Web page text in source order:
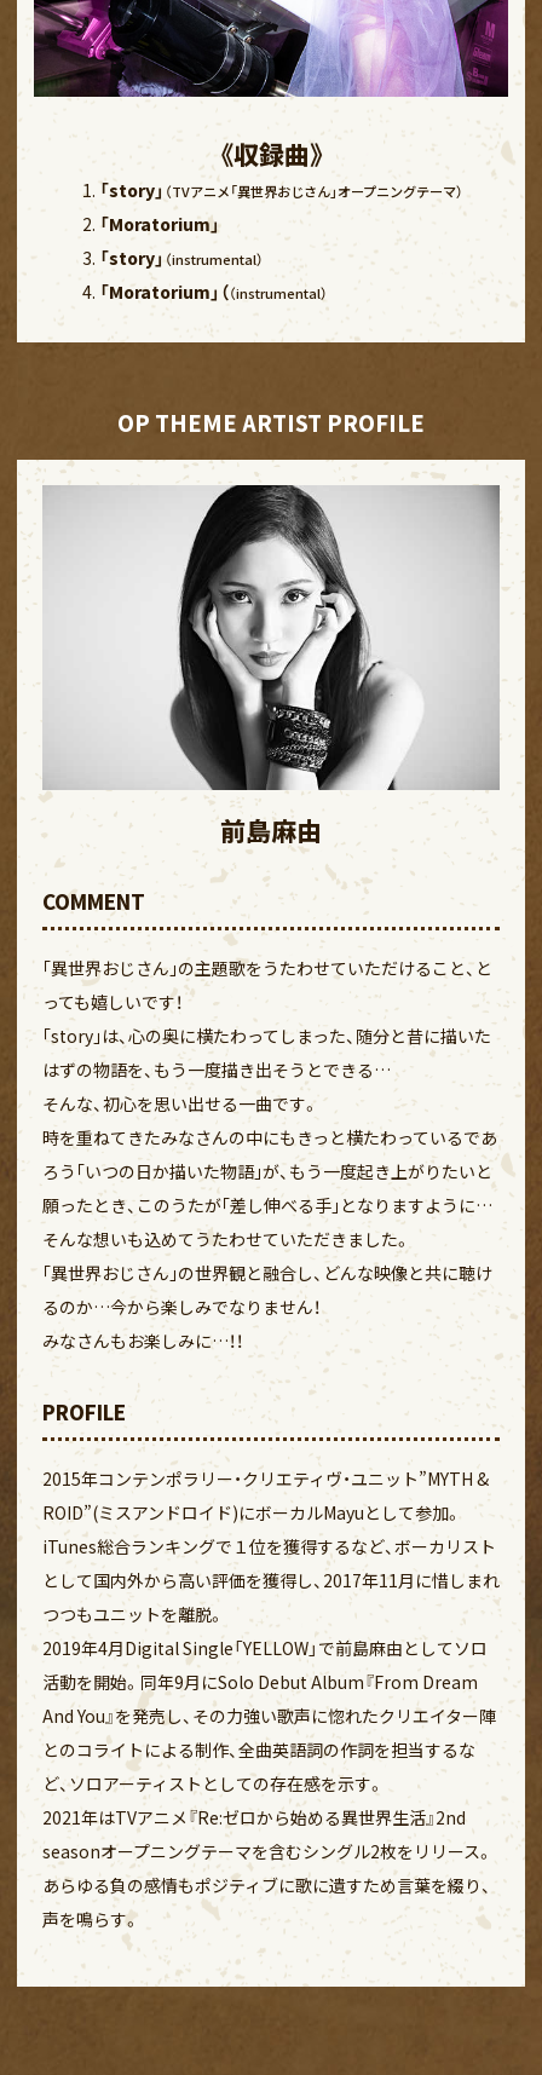
《収録曲》
「story」 （TVアニメ「異世界おじさん」オープニングテーマ）
「Moratorium」
「story」 （instrumental）
「Moratorium」（（instrumental）
OP THEME ARTIST PROFILE
前島麻由
COMMENT
｢異世界おじさん｣の主題歌をうたわせていただけること、と
っても嬉しいです！
｢story｣は、心の奥に横たわってしまった、随分と昔に描いた
はずの物語を、もう一度描き出そうとできる…
そんな、初心を思い出せる一曲です。
時を重ねてきたみなさんの中にもきっと横たわっているであ
ろう｢いつの日か描いた物語｣が、もう一度起き上がりたいと
願ったとき、このうたが｢差し伸べる手｣となりますように…
そんな想いも込めてうたわせていただきました。
｢異世界おじさん｣の世界観と融合し、どんな映像と共に聴け
るのか…今から楽しみでなりません！
みなさんもお楽しみに…！！
PROFILE
2015年コンテンポラリー・クリエティヴ・ユニット”MYTH &
ROID”(ミスアンドロイド)にボーカルMayuとして参加。
iTunes総合ランキングで１位を獲得するなど、ボーカリスト
として国内外から高い評価を獲得し、2017年11月に惜しまれ
つつもユニットを離脱。
2019年4月Digital Single「YELLOW」で前島麻由としてソロ
活動を開始。同年9月にSolo Debut Album『From Dream
And You』を発売し、その力強い歌声に惚れたクリエイター陣
とのコライトによる制作、全曲英語詞の作詞を担当するな
ど、ソロアーティストとしての存在感を示す。
2021年はTVアニメ『Re:ゼロから始める異世界生活』2nd
seasonオープニングテーマを含むシングル2枚をリリース。
あらゆる負の感情もポジティブに歌に遺すため言葉を綴り、
声を鳴らす。